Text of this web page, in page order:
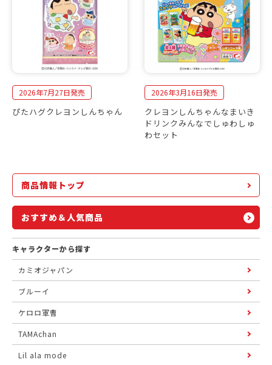
2026年7月27日発売
ぴたハグクレヨンしんちゃん
2026年3月16日発売
クレヨンしんちゃんなまいき
ドリンクみんなでしゅわしゅ
わセット
商品情報トップ
おすすめ＆人気商品
キャラクターから探す
カミオジャパン
ブルーイ
ケロロ軍曹
TAMAchan
Lil ala mode